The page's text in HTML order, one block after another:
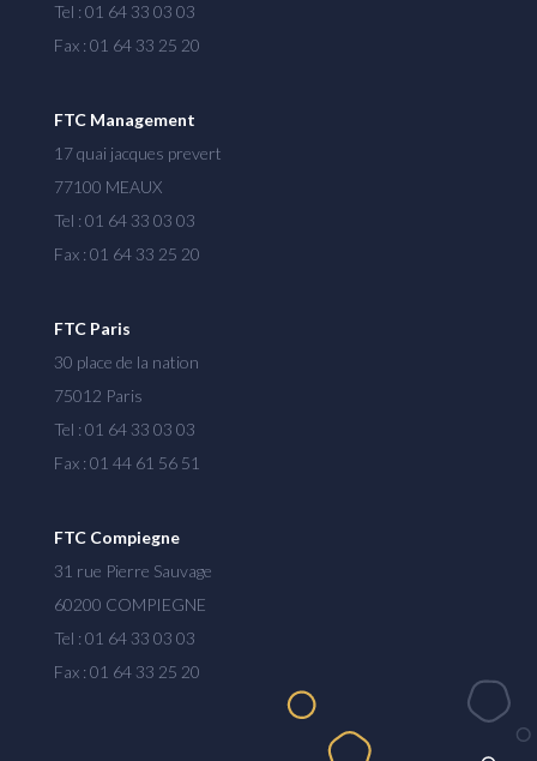
Tel : 01 64 33 03 03
Fax : 01 64 33 25 20
FTC Management
17 quai jacques prevert
77100 MEAUX
Tel : 01 64 33 03 03
Fax : 01 64 33 25 20
FTC Paris
30 place de la nation
75012 Paris
Tel : 01 64 33 03 03
Fax : 01 44 61 56 51
FTC Compiegne
31 rue Pierre Sauvage
60200 COMPIEGNE
Tel : 01 64 33 03 03
Fax : 01 64 33 25 20